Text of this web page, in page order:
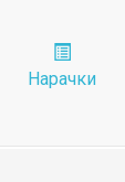
Нарачки